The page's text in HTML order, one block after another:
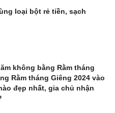
loại bột rẻ tiền, sạch
không bằng Rằm tháng
Rằm tháng Giêng 2024 vào
đẹp nhất, gia chủ nhận